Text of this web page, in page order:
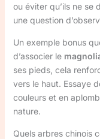
ou éviter qu’ils ne se
une question
Un exemple bonus
d’associer le
ses pieds, cela
vers le haut. Essaye
couleurs et en
nature.
Quels arbres chinois